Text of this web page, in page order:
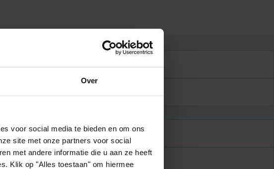
Over
voor social media te bieden en om ons
site met onze partners voor social
met andere informatie die u aan ze heeft
Klik op "Alles toestaan" om hiermee